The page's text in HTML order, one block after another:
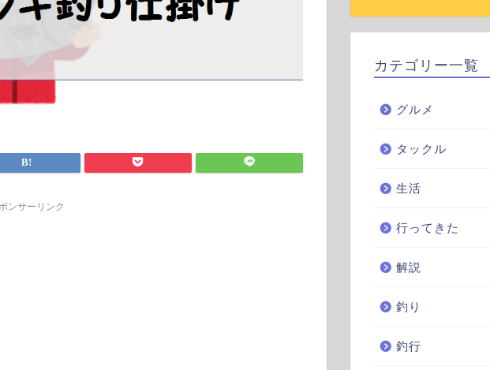
ンサーリンク
カテゴリー一覧
グルメ
タックル
生活
行ってきた
解説
釣り
釣行